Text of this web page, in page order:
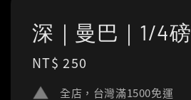
深｜曼巴｜1/4磅
Regular
NT$ 250
全店，台灣滿1500免運